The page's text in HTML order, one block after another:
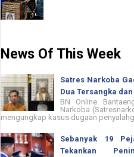
News Of This Week
Satres Narkoba
Dua Tersangka
BN Online
Narkoba
mengungkap kasus dugaan
Sebanyak 19
Tekankan